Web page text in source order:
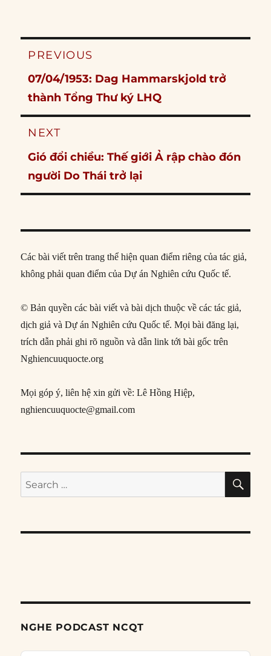
Post
PREVIOUS
Previous
post:
07/04/1953: Dag Hammarskjold trở
thành Tổng Thư ký LHQ
NEXT
Next
post:
Gió đổi chiều: Thế giới Ả rập chào đón
người Do Thái trở lại
Các bài viết trên trang thể hiện quan điểm riêng của tác giả,
không phải quan điểm của Dự án Nghiên cứu Quốc tế.
© Bản quyền các bài viết và bài dịch thuộc về các tác giả,
dịch giả và Dự án Nghiên cứu Quốc tế. Mọi bài đăng lại,
trích dẫn phải ghi rõ nguồn và dẫn link tới bài gốc trên
Nghiencuuquocte.org
Mọi góp ý, liên hệ xin gửi về: Lê Hồng Hiệp,
nghiencuuquocte@gmail.com
Search
for:
NGHE PODCAST NCQT